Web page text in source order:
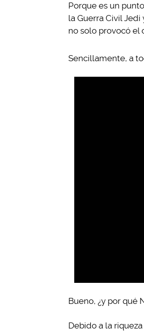
Porque es un
la Guerra Civil
no solo provocó el
Sencillamente, a
Bueno, ¿y por qué
Debido a la